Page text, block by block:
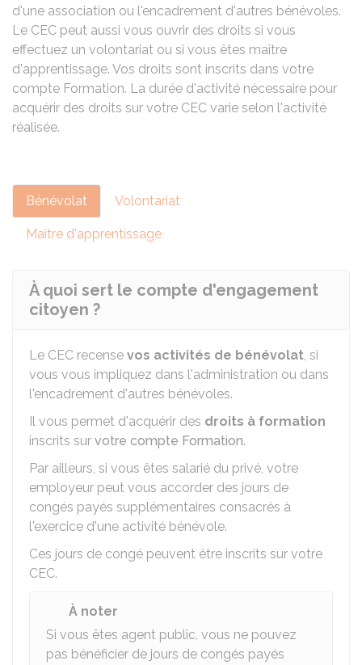
d'une association ou l'encadrement d'autres bénévoles.
Le CEC peut aussi vous ouvrir des droits si vous
effectuez un volontariat ou si vous êtes maître
d'apprentissage. Vos droits sont inscrits dans votre
compte Formation. La durée d'activité nécessaire pour
acquérir des droits sur votre CEC varie selon l'activité
réalisée.
Bénévolat Volontariat
Maître d'apprentissage
À quoi sert le compte d'engagement
citoyen ?
Le CEC recense vos activités de bénévolat, si
vous vous impliquez dans l'administration ou dans
l'encadrement d'autres bénévoles.
Il vous permet d'acquérir des droits à formation
inscrits sur votre compte Formation.
Par ailleurs, si vous êtes salarié du privé, votre
employeur peut vous accorder des jours de
congés payés supplémentaires consacrés à
l'exercice d'une activité bénévole.
Ces jours de congé peuvent être inscrits sur votre
CEC.
À noter
Si vous êtes agent public, vous ne pouvez
pas bénéficier de jours de congés payés